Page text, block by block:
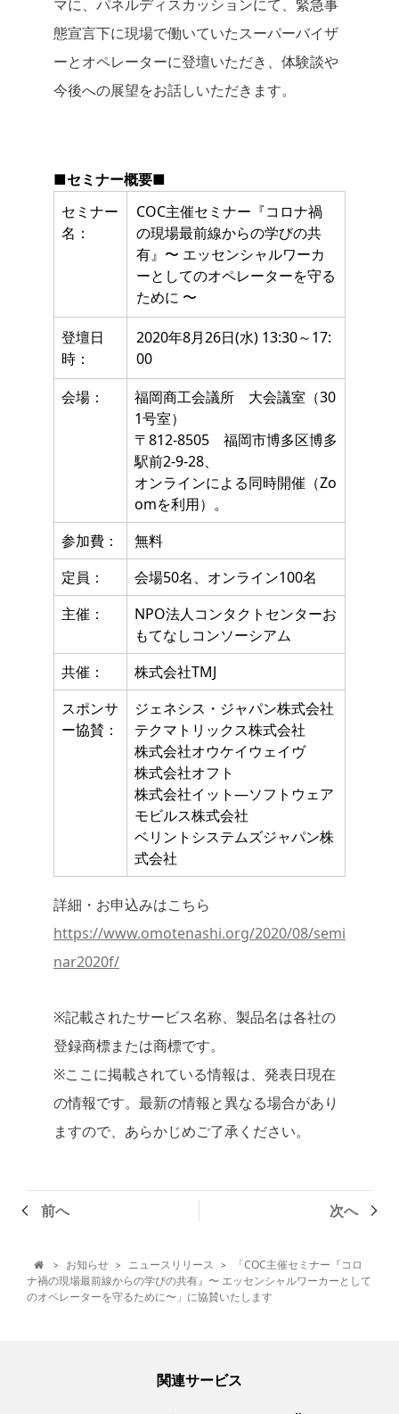
マに、パネルディスカッションにて、緊急事
態宣⾔下に現場で働いていたスーパーバイザ
ーとオペレーターに登壇いただき、体験談や
今後への展望をお話しいただきます。
■セミナー概要■
セミナー
名：
COC主催セミナー『コロナ禍
の現場最前線からの学びの共
有』〜 エッセンシャルワーカ
ーとしてのオペレーターを守る
ために 〜
登壇日
時：
2020年8月26日(水) 13:30～17:
00
会場：
福岡商工会議所 大会議室（30
1号室）
〒812-8505 福岡市博多区博多
駅前2-9-28、
オンラインによる同時開催（Zo
omを利用）。
参加費：
無料
定員：
会場50名、オンライン100名
主催：
NPO法人コンタクトセンターお
もてなしコンソーシアム
共催：
株式会社TMJ
スポンサ
ー協賛：
ジェネシス・ジャパン株式会社
テクマトリックス株式会社
株式会社オウケイウェイヴ
株式会社オフト
株式会社イット―ソフトウェア
モビルス株式会社
ベリントシステムズジャパン株
式会社
詳細・お申込みはこちら
https://www.omotenashi.org/2020/08/semi
nar2020f/
※記載されたサービス名称、製品名は各社の
登録商標または商標です。
※ここに掲載されている情報は、発表日現在
の情報です。最新の情報と異なる場合があり
ますので、あらかじめご了承ください。
前へ 次へ
 > お知らせ > ニュースリリース >
「COC主催セミナー『コロ
ナ禍の現場最前線からの学びの共有』〜 エッセンシャルワーカーとして
のオペレーターを守るために〜」に協賛いたします
関連サービス